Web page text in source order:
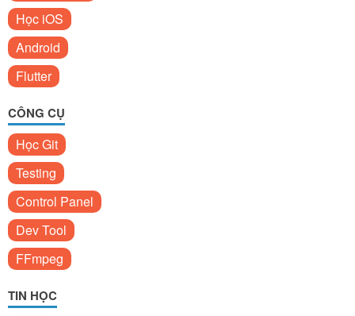
Học iOS
Android
Flutter
CÔNG CỤ
Học Git
Testing
Control Panel
Dev Tool
FFmpeg
TIN HỌC